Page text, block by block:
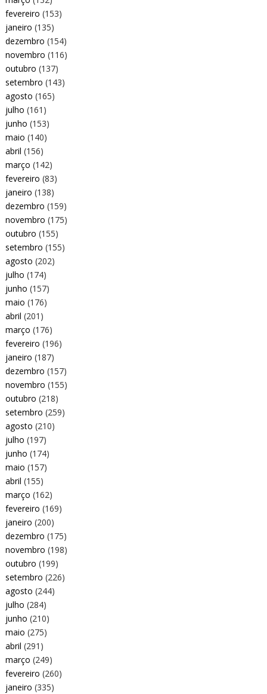
fevereiro (153)
janeiro (135)
dezembro (154)
novembro (116)
outubro (137)
setembro (143)
agosto (165)
julho (161)
junho (153)
maio (140)
abril (156)
março (142)
fevereiro (83)
janeiro (138)
dezembro (159)
novembro (175)
outubro (155)
setembro (155)
agosto (202)
julho (174)
junho (157)
maio (176)
abril (201)
março (176)
fevereiro (196)
janeiro (187)
dezembro (157)
novembro (155)
outubro (218)
setembro (259)
agosto (210)
julho (197)
junho (174)
maio (157)
abril (155)
março (162)
fevereiro (169)
janeiro (200)
dezembro (175)
novembro (198)
outubro (199)
setembro (226)
agosto (244)
julho (284)
junho (210)
maio (275)
abril (291)
março (249)
fevereiro (260)
janeiro (335)